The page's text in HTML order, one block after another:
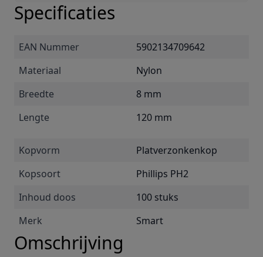
Specificaties
EAN Nummer
5902134709642
Materiaal
Nylon
Breedte
8 mm
Lengte
120 mm
Kopvorm
Platverzonkenkop
Kopsoort
Phillips PH2
Inhoud doos
100 stuks
Merk
Smart
Omschrijving